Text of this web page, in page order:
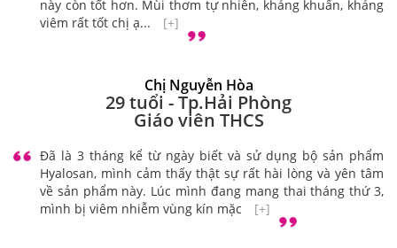
...Những sản phẩm trước đây cũng tốt, nhưng sản phẩm
này còn tốt hơn. Mùi thơm tự nhiên, kháng khuẩn, kháng
Chị Nguyễn Hòa
29 tuổi - Tp.Hải Phòng
Giáo viên THCS
Đã là 3 tháng kể từ ngày biết và sử dụng bộ sản phẩm
Hyalosan, mình cảm thấy thật sự rất hài lòng và yên tâm
về sản phẩm này. Lúc mình đang mang thai tháng thứ 3,